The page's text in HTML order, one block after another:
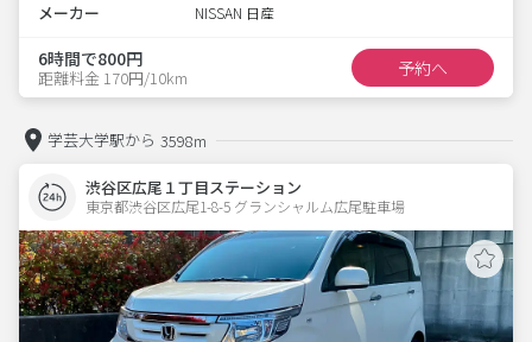
メーカー NISSAN 日産
6時間で800円
距離料金 170円/10km 予約へ
学芸大学駅から 3598m
渋谷区広尾１丁目ステーション
東京都渋谷区広尾1-8-5 グランシャルム広尾駐車場